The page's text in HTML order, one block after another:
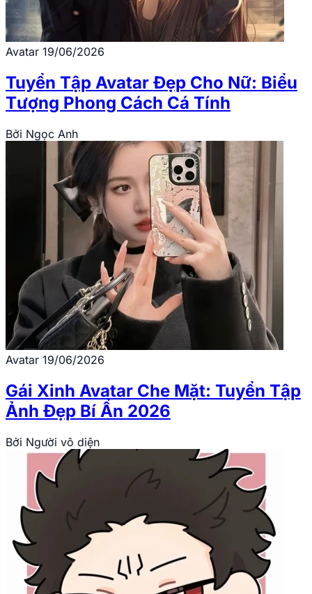
Avatar 19/06/2026
Tuyển Tập Avatar Đẹp Cho Nữ: Biểu
Tượng Phong Cách Cá Tính
Bởi Ngọc Anh
Avatar 19/06/2026
Gái Xinh Avatar Che Mặt: Tuyển Tập
Ảnh Đẹp Bí Ẩn 2026
Bởi Người vô diện